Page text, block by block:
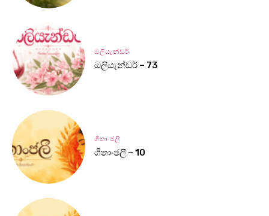
ඔලියැන්ඩර්
ඔලියැන්ඩර් – 73
ගීතාංජලී
ගීතාංජලී – 10